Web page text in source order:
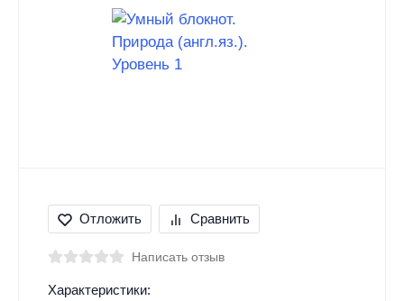
Отложить Сравнить
Написать отзыв
Характеристики: